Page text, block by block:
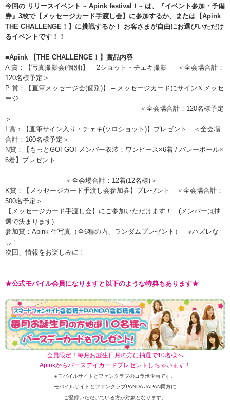
今回の リリースイベント ~ Apink festival！~ は、『イベント参加・予備
券』3枚で【メッセージカード手渡し会】に参加するか、または【Apink
THE CHALLENGE！】に挑戦するか！ お客さまが自由にお選びいただけ
るイベントです！！
■Apink 【THE CHALLENGE！】賞品内容
A 賞：【写真撮影会(個別)】 – 2ショット・チェキ撮影 - ＜全会場合計：
120名様予定＞
P 賞：【直筆メッセージ会(個別)】 – メッセージカードにサイン＆メッセ
ージ -
＜全会場合計：120名様予定
＞
I 賞：【直筆サイン入り・チェキ(ソロショット)】プレゼント ＜全会場
合計：160名様予定＞
N賞：【もっとGO! GO! メンバー衣装：ワンピース×6着 / バレーボール×
6着】プレゼント
＜全会場合計：12着(12名様)＞
K賞：【メッセージカード手渡し会参加券】プレゼント ＜全会場合計：
500名予定＞
【メッセージカード手渡し会】にご参加いただけます！ (メンバーは抽
選で決まります)
参加賞：Apink 生写真（全6種の内、ランダムプレゼント） ※ハズレな
し！
次回、情報をお楽しみに！
★公式モバイル会員になりますと以下のような特典もあります★
会員限定！毎月お誕生日月の方に抽選で10名様へ
Apinkからバースデイカードプレゼントしちゃいます！
※モバイルサイトとファンクラブのコラボ企画です。
モバイルサイトとファンクラブPANDA JAPAN両方に
ご登録いただいている方が対象となります。